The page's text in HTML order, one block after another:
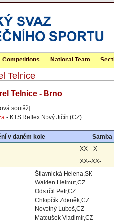
Competitions National Team
Telnice
Telnice - Brno
soutěž]
- KTS Reflex Nový Jičín (CZ)
v daném kole
Samba
XX---X-
XX--XX-
Štiavnická Helena,SK
Walden Helmut,CZ
Odstrčil Petr,CZ
Chlopčík Zdeněk,CZ
Novotný Luboš,CZ
Matoušek Vladimír,CZ